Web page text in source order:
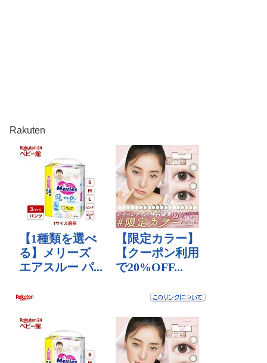
Rakuten